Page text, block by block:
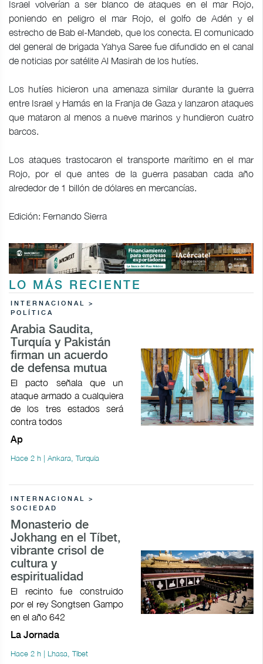
Israel volverían a ser blanco de ataques en el mar Rojo,
poniendo en peligro el mar Rojo, el golfo de Adén y el
estrecho de Bab el-Mandeb, que los conecta. El comunicado
del general de brigada Yahya Saree fue difundido en el canal
de noticias por satélite Al Masirah de los hutíes.
Los hutíes hicieron una amenaza similar durante la guerra
entre Israel y Hamás en la Franja de Gaza y lanzaron ataques
que mataron al menos a nueve marinos y hundieron cuatro
barcos.
Los ataques trastocaron el transporte marítimo en el mar
Rojo, por el que antes de la guerra pasaban cada año
alrededor de 1 billón de dólares en mercancías.
Edición: Fernando Sierra
LO MÁS RECIENTE
INTERNACIONAL >
POLÍTICA
Arabia Saudita,
Turquía y Pakistán
firman un acuerdo
de defensa mutua
El pacto señala que un
ataque armado a cualquiera
de los tres estados será
contra todos
Ap
Hace 2 h | Ankara, Turquía
INTERNACIONAL >
SOCIEDAD
Monasterio de
Jokhang en el Tíbet,
vibrante crisol de
cultura y
espiritualidad
El recinto fue construido
por el rey Songtsen Gampo
en el año 642
La Jornada
Hace 2 h | Lhasa, Tíbet